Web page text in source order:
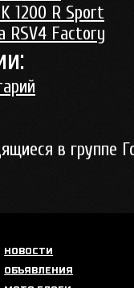
1200 R Sport
RSV4 Factory
в группе
НОВОСТИ
ОБЪЯВЛЕНИЯ